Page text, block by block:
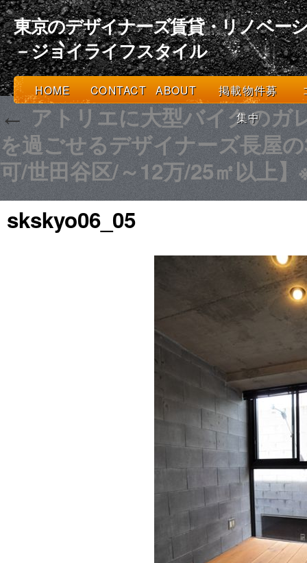
東京のデザイナーズ賃貸・リノベー
－ジョイライフスタイル
HOME CONTACT ABOUT
掲載物件募
集中
←アトリエに大型バイクのガ
を過ごせるデザイナーズ長屋
可/世田谷区/～12万/25㎡以上
skskyo06_05